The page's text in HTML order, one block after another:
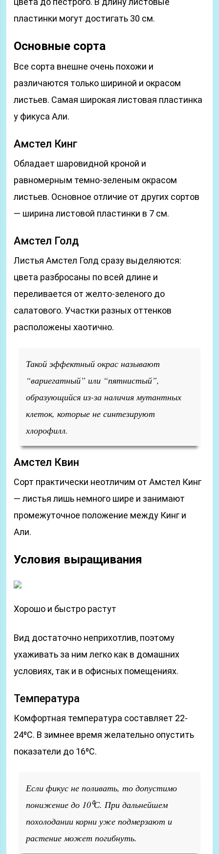
пластинки могут достигать 30 см.
Основные сорта
Все сорта внешне очень похожи и
различаются только шириной и окрасом
листьев. Самая широкая листовая пластинка
у фикуса Али.
Амстел Кинг
Обладает шаровидной кроной и
равномерным темно-зеленым окрасом
листьев. Основное отличие от других сортов
— ширина листовой пластинки в 7 см.
Амстел Голд
Листья Амстел Голд сразу выделяются:
цвета разбросаны по всей длине и
переливается от желто-зеленого до
салатового. Участки разных оттенков
расположены хаотично.
Такой эффектный окрас называют
“вариегатный” или “пятнистый”,
образующийся из-за наличия мутантных
клеток, которые не синтезируют
хлорофилл.
Амстел Квин
Сорт практически неотличим от Амстел Кинг
— листья лишь немного шире и занимают
промежуточное положение между Кинг и
Али.
Условия выращивания
Хорошо и быстро растут
Вид достаточно неприхотлив, поэтому
ухаживать за ним легко как в домашних
условиях, так и в офисных помещениях.
Температура
Комфортная температура составляет 22-
24⁰С. В зимнее время желательно опустить
показатели до 16⁰С.
Если фикус не поливать, то допустимо
понижение до 10⁰С. При дальнейшем
похолодании корни уже подмерзают и
растение может погибнуть.